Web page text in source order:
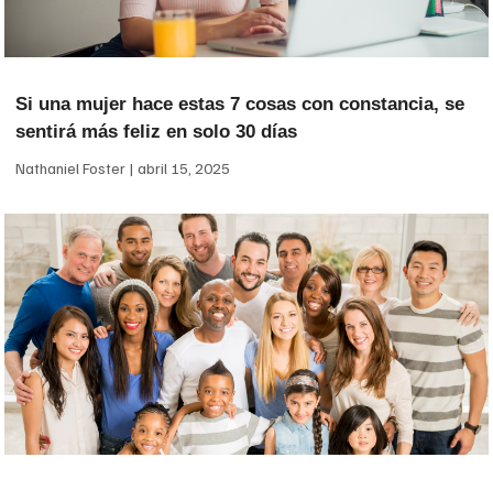
Si una mujer hace estas 7 cosas con constancia, se
sentirá más feliz en solo 30 días
Nathaniel Foster abril 15, 2025